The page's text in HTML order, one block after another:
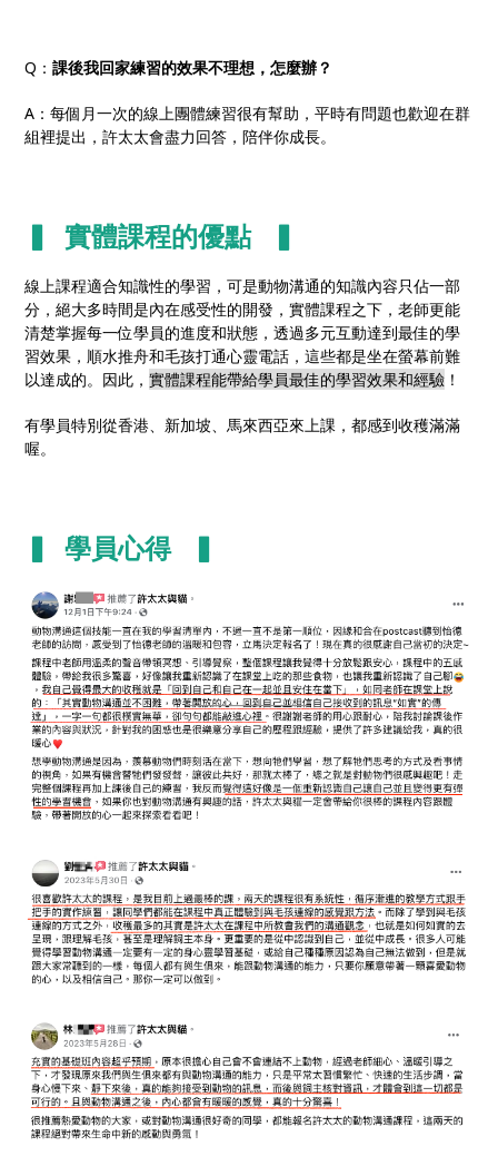
Q：課後我回家練習的效果不理想，怎麼辦？
A：每個月一次的線上團體練習很有幫助，平時有問題也歡迎在群
組裡提出，許太太會盡力回答，陪伴你成長。
▍ 實體課程的優點 ▍
線上課程適合知識性的學習，可是動物溝通的知識內容只佔一部
分，絕大多時間是內在感受性的開發，實體課程之下，老師更能
清楚掌握每一位學員的進度和狀態，透過多元互動達到最佳的學
習效果，順水推舟和毛孩打通心靈電話，這些都是坐在螢幕前難
以達成的。因此，實體課程能帶給學員最佳的學習效果和經驗 ！
有學員特別從香港、新加坡、馬來西亞來上課，都感到收穫滿滿
喔。
▍ 學員心得 ▍